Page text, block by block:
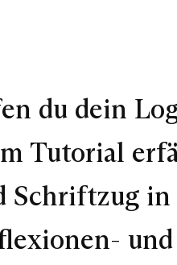
du dein
Tutorial
Schriftzug in